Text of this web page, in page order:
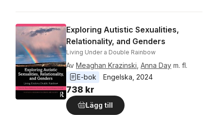
Exploring Autistic Sexualities,
Relationality, and Genders
Living Under a Double Rainbow
Av Meaghan Krazinski Anna Day m. fl.
E-bok
Engelska 2024
738 kr
Lägg till